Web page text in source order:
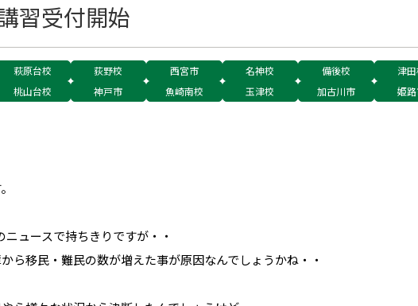
習受付開始
萩原台校 荻野校 西宮市 名神校 備後校 津
桃山台校 神戸市 魚崎南校 玉津校 加古川市 姫
ュースで持ちきりですが・・
ら移民・難民の数が増えた事が原因なんでしょうかね・・